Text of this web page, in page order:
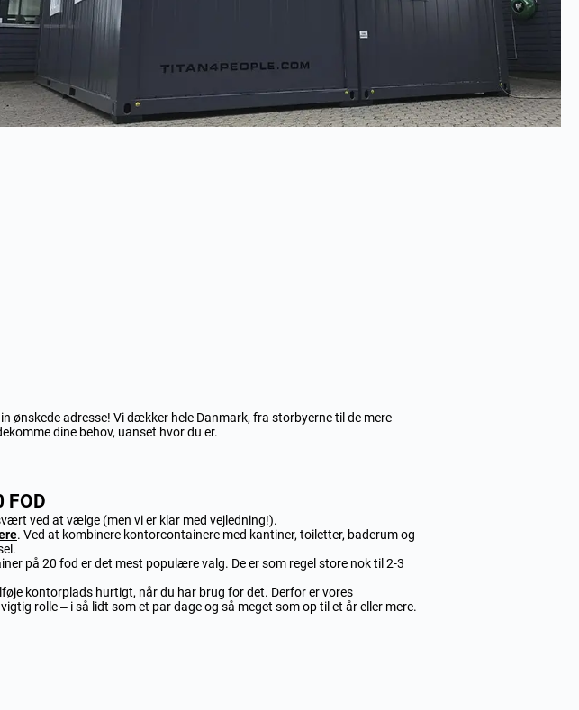
ønskede adresse! Vi dækker hele Danmark, fra storbyerne til de mere
dine behov, uanset hvor du er.
FOD
ved at vælge (men vi er klar med vejledning!).
. Ved at kombinere kontorcontainere med kantiner, toiletter, baderum og
på 20 fod er det mest populære valg. De er som regel store nok til 2-3
kontorplads hurtigt, når du har brug for det. Derfor er vores
rolle – i så lidt som et par dage og så meget som op til et år eller mere.